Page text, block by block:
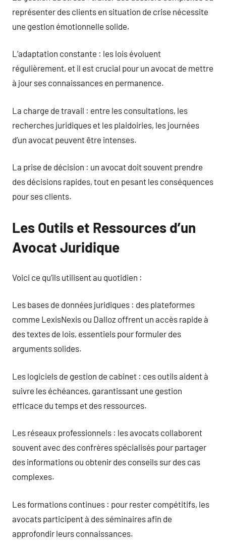
représenter des clients en situation de crise nécessite
une gestion émotionnelle solide.
L’adaptation constante : les lois évoluent
régulièrement, et il est crucial pour un avocat de mettre
à jour ses connaissances en permanence.
La charge de travail : entre les consultations, les
recherches juridiques et les plaidoiries, les journées
d’un avocat peuvent être intenses.
La prise de décision : un avocat doit souvent prendre
des décisions rapides, tout en pesant les conséquences
pour ses clients.
Les Outils et Ressources d’un
Avocat Juridique
Voici ce qu’ils utilisent au quotidien :
Les bases de données juridiques : des plateformes
comme LexisNexis ou Dalloz offrent un accès rapide à
des textes de lois, essentiels pour formuler des
arguments solides.
Les logiciels de gestion de cabinet : ces outils aident à
suivre les échéances, garantissant une gestion
efficace du temps et des ressources.
Les réseaux professionnels : les avocats collaborent
souvent avec des confrères spécialisés pour partager
des informations ou obtenir des conseils sur des cas
complexes.
Les formations continues : pour rester compétitifs, les
avocats participent à des séminaires afin de
approfondir leurs connaissances.